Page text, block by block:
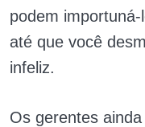
podem
até que você
infeliz.
Os gerentes